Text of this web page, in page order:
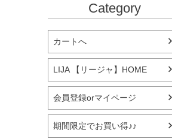
Category
カートへ
LIJA 【リージャ】HOME
会員登録orマイページ
期間限定でお買い得♪♪